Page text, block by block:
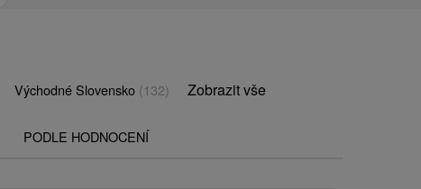
Východné Slovensko (132) Zobrazit vše
PODLE HODNOCENÍ